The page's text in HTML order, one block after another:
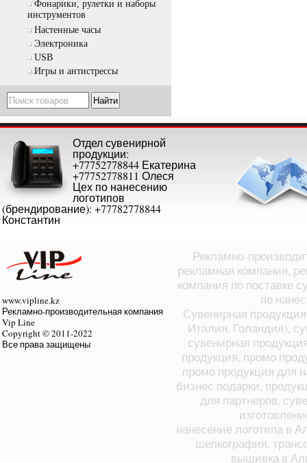
Фонарики, рулетки и наборы
инструментов
Настенные часы
Электроника
USB
Игры и антистрессы
Отдел сувенирной
продукции:
+77752778844 Екатерина
+77752778811 Олеся
Цех по нанесению
логотипов
(брендирование): +77782778844
Константин
www.vipline.kz
Рекламно-производительная компания
Vip Line
Copyright © 2011-2022
Все права защищены
Рекламно-
рекламная компания,
компания по поставке
по
Сувенирная
Италия, Голандия),
сувенирная
продукция, промо
промо продукция для
бизнес подарки,
для партнеров,
нанесение логотипа в
шелкография,
вышивка в